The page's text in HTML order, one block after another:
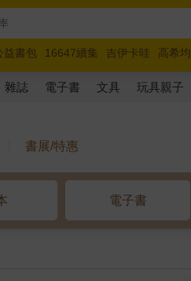
益書包 16647續集 吉伊卡哇 高希均
斯克 玩具總動員5 超慢跑
雜誌 電子書 文具 玩具親子
書展/特惠
電子書